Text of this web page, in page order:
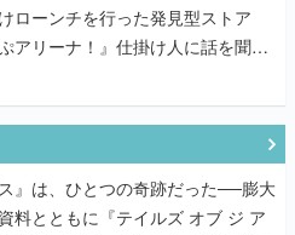
ローンチを行った発見型ストア
ぷアリーナ！』仕掛け人に話を聞い
ス』は、ひとつの奇跡だった──膨大
料とともに『テイルズ オブ ジ ア